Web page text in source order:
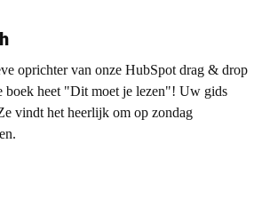
oprichter van onze HubSpot drag & drop
boek heet "Dit moet je lezen"! Uw gids
vindt het heerlijk om op zondag